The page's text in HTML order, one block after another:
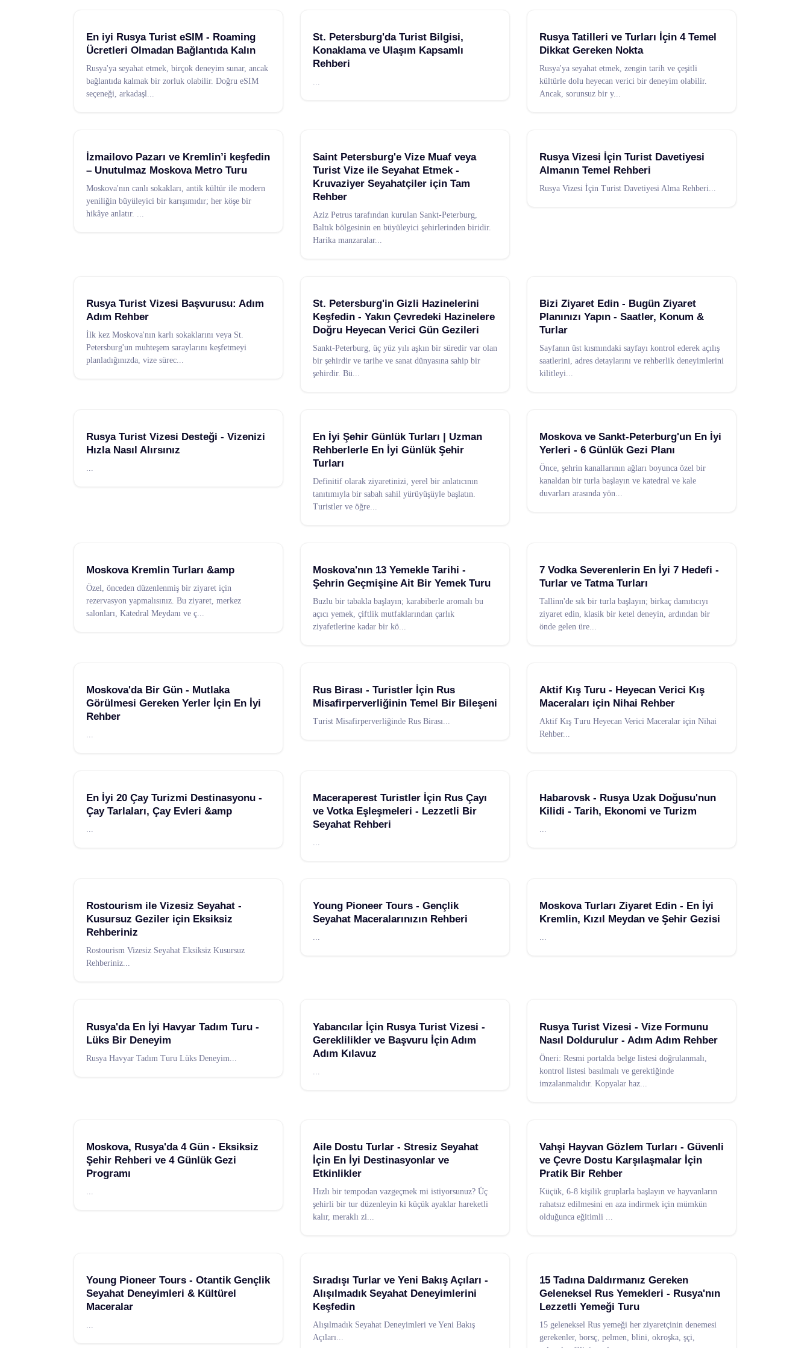
En iyi Rusya Turist eSIM - Roaming
Ücretleri Olmadan Bağlantıda Kalın
Rusya'ya seyahat etmek, birçok deneyim sunar, ancak
bağlantıda kalmak bir zorluk olabilir. Doğru eSIM
seçeneği, arkadaşl
St. Petersburg'da Turist Bilgisi,
Konaklama ve Ulaşım Kapsamlı
Rehberi
Rusya Tatilleri ve Turları İçin 4 Temel
Dikkat Gereken Nokta
Rusya'ya seyahat etmek, zengin tarih ve çeşitli
kültürle dolu heyecan verici bir deneyim olabilir.
Ancak, sorunsuz bir y...
İzmailovo Pazarı ve Kremlin’i keşfedin
– Unutulmaz Moskova Metro Turu
Moskova'nın canlı sokakları, antik kültür ile modern
yeniliğin büyüleyici bir karışımıdır; her köşe bir
hikâye anlatır.
Saint Petersburg'e Vize Muaf veya
Turist Vize ile Seyahat Etmek -
Kruvaziyer Seyahatçiler için Tam
Rehber
Aziz Petrus tarafından kurulan Sankt-Peterburg,
Baltık bölgesinin en büyüleyici şehirlerinden biridir.
Harika manzaralar...
Rusya Vizesi İçin Turist Davetiyesi
Almanın Temel Rehberi
Rusya Vizesi İçin Turist Davetiyesi Alma Rehberi
Rusya Turist Vizesi Başvurusu: Adım
Adım Rehber
İlk kez Moskova'nın karlı sokaklarını veya St.
Petersburg'un muhteşem saraylarını keşfetmeyi
planladığınızda, vize sürec
St. Petersburg'in Gizli Hazinelerini
Keşfedin - Yakın Çevredeki Hazinelere
Doğru Heyecan Verici Gün Gezileri
Sankt-Peterburg, üç yüz yılı aşkın bir süredir var olan
bir şehirdir ve tarihe ve sanat dünyasına sahip bir
şehirdir. Bü
Bizi Ziyaret Edin - Bugün Ziyaret
Planınızı Yapın - Saatler, Konum &
Turlar
Sayfanın üst kısmındaki sayfayı kontrol ederek açılış
saatlerini, adres detaylarını ve rehberlik deneyimlerini
kilitleyi
Rusya Turist Vizesi Desteği - Vizenizi
Hızla Nasıl Alırsınız
En İyi Şehir Günlük Turları | Uzman
Rehberlerle En İyi Günlük Şehir
Turları
Definitif olarak ziyaretinizi, yerel bir anlatıcının
tanıtımıyla bir sabah sahil yürüyüşüyle başlatın.
Turistler ve öğre
Moskova ve Sankt-Peterburg'un En İyi
Yerleri - 6 Günlük Gezi Planı
Önce, şehrin kanallarının ağları boyunca özel bir
kanaldan bir turla başlayın ve katedral ve kale
duvarları arasında yön
Moskova Kremlin Turları &amp
Özel, önceden düzenlenmiş bir ziyaret için
rezervasyon yapmalısınız. Bu ziyaret, merkez
salonları, Katedral Meydanı ve ç...
Moskova'nın 13 Yemekle Tarihi -
Şehrin Geçmişine Ait Bir Yemek Turu
Buzlu bir tabakla başlayın; karabiberle aromalı bu
açıcı yemek, çiftlik mutfaklarından çarlık
ziyafetlerine kadar bir kö...
7 Vodka Severenlerin En İyi 7 Hedefi -
Turlar ve Tatma Turları
Tallinn'de sık bir turla başlayın; birkaç damıtıcıyı
ziyaret edin, klasik bir ketel deneyin, ardından bir
önde gelen üre...
Moskova'da Bir Gün - Mutlaka
Görülmesi Gereken Yerler İçin En İyi
Rehber
...
Rus Birası - Turistler İçin Rus
Misafirperverliğinin Temel Bir Bileşeni
Turist Misafirperverliğinde Rus Birası...
Aktif Kış Turu - Heyecan Verici Kış
Maceraları için Nihai Rehber
Aktif Kış Turu Heyecan Verici Maceralar için Nihai
Rehber...
En İyi 20 Çay Turizmi Destinasyonu -
Çay Tarlaları, Çay Evleri &amp
...
Maceraperest Turistler İçin Rus Çayı
ve Votka Eşleşmeleri - Lezzetli Bir
Seyahat Rehberi
...
Habarovsk - Rusya Uzak Doğusu'nun
Kilidi - Tarih, Ekonomi ve Turizm
...
Rostourism ile Vizesiz Seyahat -
Kusursuz Geziler için Eksiksiz
Rehberiniz
Rostourism Vizesiz Seyahat Eksiksiz Kusursuz
Rehberiniz...
Young Pioneer Tours - Gençlik
Seyahat Maceralarınızın Rehberi
...
Moskova Turları Ziyaret Edin - En İyi
Kremlin, Kızıl Meydan ve Şehir Gezisi
...
Rusya'da En İyi Havyar Tadım Turu -
Lüks Bir Deneyim
Rusya Havyar Tadım Turu Lüks Deneyim
Yabancılar İçin Rusya Turist Vizesi -
Gereklilikler ve Başvuru İçin Adım
Adım Kılavuz
Rusya Turist Vizesi - Vize Formunu
Nasıl Doldurulur - Adım Adım Rehber
Öneri: Resmi portalda belge listesi doğrulanmalı,
kontrol listesi basılmalı ve gerektiğinde
imzalanmalıdır. Kopyalar haz
Moskova, Rusya'da 4 Gün - Eksiksiz
Şehir Rehberi ve 4 Günlük Gezi
Programı
Aile Dostu Turlar - Stresiz Seyahat
İçin En İyi Destinasyonlar ve
Etkinlikler
Hızlı bir tempodan vazgeçmek mi istiyorsunuz? Üç
şehirli bir tur düzenleyin ki küçük ayaklar hareketli
kalır, meraklı zi
Vahşi Hayvan Gözlem Turları - Güvenli
ve Çevre Dostu Karşılaşmalar İçin
Pratik Bir Rehber
Küçük, 6-8 kişilik gruplarla başlayın ve hayvanların
rahatsız edilmesini en aza indirmek için mümkün
olduğunca eğitimli
Young Pioneer Tours - Otantik Gençlik
Seyahat Deneyimleri & Kültürel
Maceralar
Sıradışı Turlar ve Yeni Bakış Açıları -
Alışılmadık Seyahat Deneyimlerini
Keşfedin
Alışılmadık Seyahat Deneyimleri ve Yeni Bakış
Açıları
15 Tadına Daldırmanız Gereken
Geleneksel Rus Yemekleri - Rusya'nın
Lezzetli Yemeği Turu
15 geleneksel Rus yemeği her ziyaretçinin denemesi
gerekenler, borsç, pelmen, blini, okroşka, şçi,